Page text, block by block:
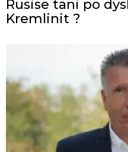
Rusisë tani po
Kremlinit ?